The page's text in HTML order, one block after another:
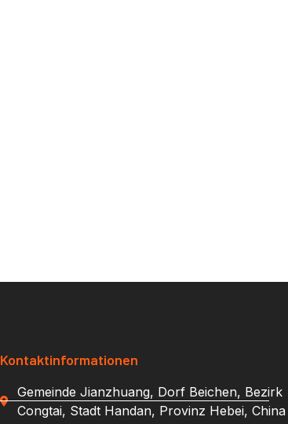
Kontaktinformationen
Gemeinde Jianzhuang, Dorf Beichen, Bezirk
Congtai, Stadt Handan, Provinz Hebei, China